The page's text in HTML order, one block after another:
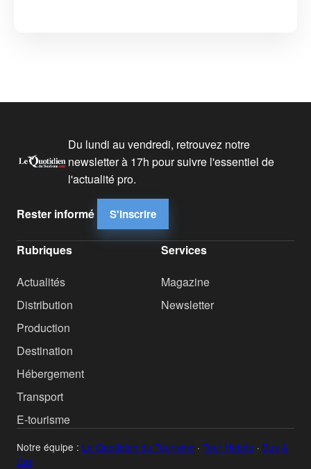
Du lundi au vendredi, retrouvez notre
newsletter à 17h pour suivre l'essentiel de
l'actualité pro.
Rester informé S'inscrire
Rubriques
Actualités
Distribution
Production
Destination
Hébergement
Transport
E-tourisme
Services
Magazine
Newsletter
Notre équipe : Le Quotidien du Tourisme · Tour Hebdo · Bus &
Car